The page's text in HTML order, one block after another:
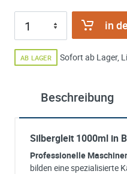
in
AB LAGER Sofort ab Lager,
Beschreibung
Silbergleit 1000ml in
Professionelle
bilden eine spezialisierte